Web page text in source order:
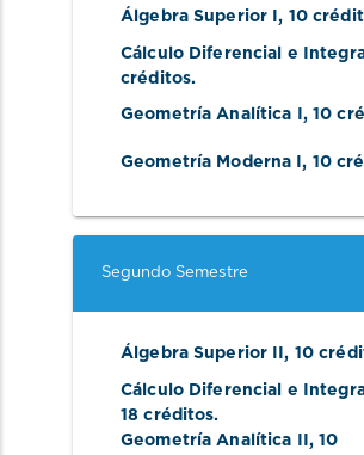
Álgebra Superior I, 10
Cálculo Diferencial e
créditos.
Segundo Semestre
Álgebra Superior II, 10
Cálculo Diferencial e
18 créditos.
Geometría Analítica II, 10